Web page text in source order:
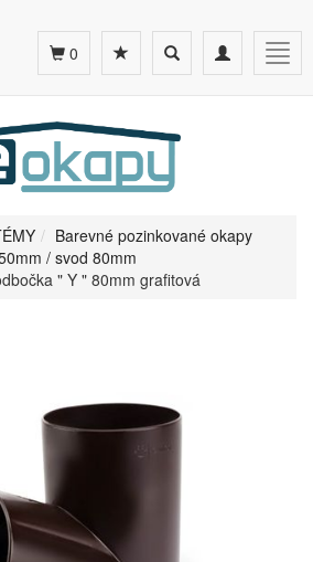
Toggle
navigation
Toggle
search
0
Barevné pozinkované okapy
/ svod 80mm
" Y " 80mm grafitová